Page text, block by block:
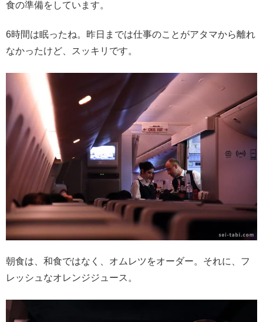
食の準備をしています。
6時間は眠ったね。昨日までは仕事のことがアタマから離れ
なかったけど、スッキリです。
朝食は、和食ではなく、オムレツをオーダー。それに、フ
レッシュなオレンジジュース。